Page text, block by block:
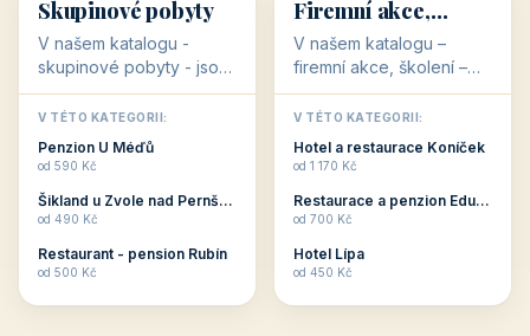
Skupinové pobyty
V našem katalogu -
skupinové pobyty - jsou
pro Vás připraveny
objekty, které nabízí
ubytování skupin v
penzionech, hotelích a
Budete překva...
V TÉTO KATEGORII:
Penzion U Méďů
od 590 Kč
Šikland u Zvole nad Pernštejnem
od 490 Kč
Restaurant - pension Rubín
od 500 Kč
Firemní akce,
školení
V našem katalogu –
firemní akce, školení –
jsou pro Vás připraveny
objekty, které mají
zkušenosti pořádat i
menší firemní akce a
ob...
V TÉTO KATEGORII:
Hotel a restaurace Koníček
od 1 170 Kč
Restaurace a penzion Eduard
od 700 Kč
Hotel Lípa
od 450 Kč